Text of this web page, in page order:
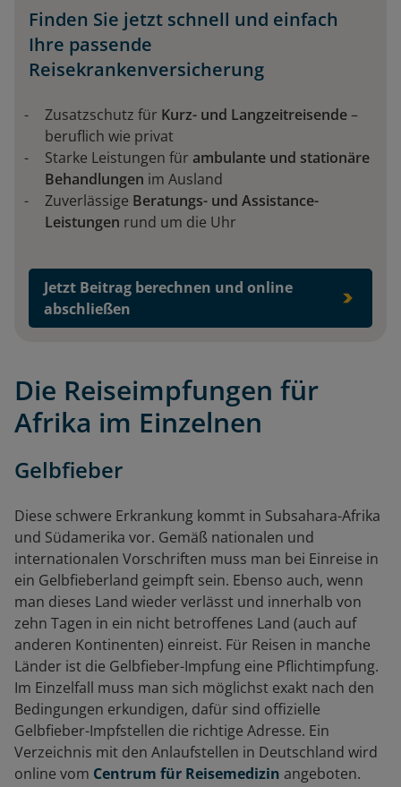
Finden Sie jetzt schnell und einfach
Ihre passende
Reisekrankenversicherung
Zusatzschutz für Kurz- und Langzeitreisende–
beruflich wie privat
Starke Leistungen für ambulante und stationäre
Behandlungen im Ausland
Zuverlässige Beratungs- und Assistance-
Leistungen rund um die Uhr
Jetzt Beitrag berechnen und online
abschließen
Die Reiseimpfungen für
Afrika im Einzelnen
Gelbfieber
Diese schwere Erkrankung kommt in Subsahara-Afrika
und Südamerika vor. Gemäß nationalen und
internationalen Vorschriften muss man bei Einreise in
ein Gelbfieberland geimpft sein. Ebenso auch, wenn
man dieses Land wieder verlässt und innerhalb von
zehn Tagen in ein nicht betroffenes Land (auch auf
anderen Kontinenten) einreist. Für Reisen in manche
Länder ist die Gelbfieber-Impfung eine Pflichtimpfung.
Im Einzelfall muss man sich möglichst exakt nach den
Bedingungen erkundigen, dafür sind offizielle
Gelbfieber-Impfstellen die richtige Adresse. Ein
Verzeichnis mit den Anlaufstellen in Deutschland wird
online vom Centrum für Reisemedizin angeboten.